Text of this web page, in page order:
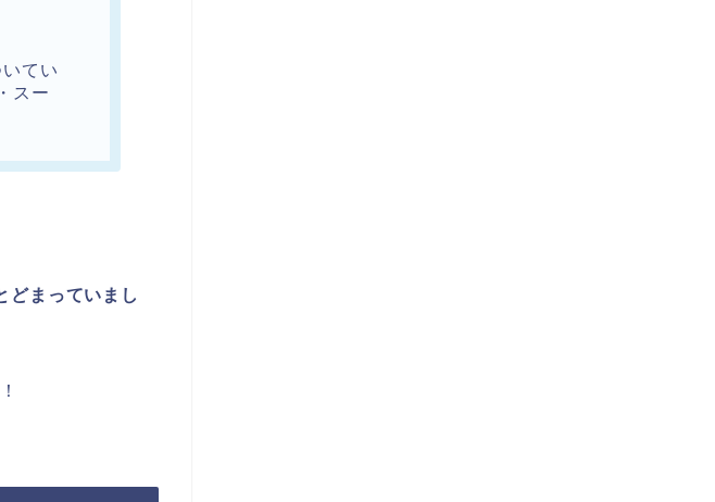
てい
スー
どまっていまし